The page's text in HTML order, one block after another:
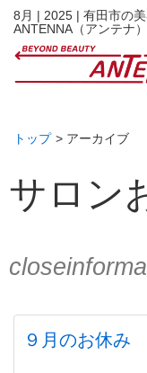
8月 | 2025 | 有田市の
ANTENNA（アンテナ）
トップ > アーカイブ
サロン
９月のお休み